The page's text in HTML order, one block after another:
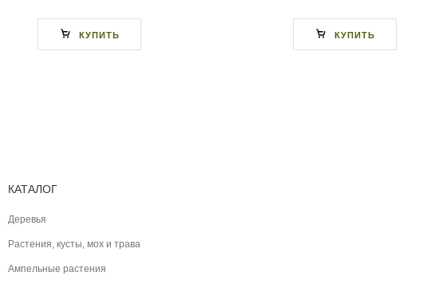
КУПИТЬ КУПИТЬ
КАТАЛОГ
Деревья
Растения, кусты, мох и трава
Ампельные растения